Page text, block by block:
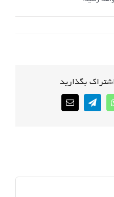
بگذارید
WhatsApp
Telegram
Email